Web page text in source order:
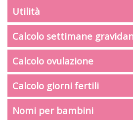
Utilità
Calcolo settimane
Calcolo ovulazione
Calcolo giorni fertili
Nomi per bambini